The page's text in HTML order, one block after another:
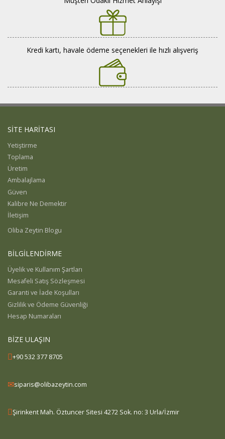
Kredi kartı, havale ödeme seçenekleri ile hızlı alışveriş
SİTE HARİTASI
Yetiştirme
Toplama
Üretim
Ambalajlama
Güven
Kalibre Ne Demektir
İletişim
Oliba Zeytin Blogu
BİLGİLENDİRME
Üyelik ve Kullanım Şartları
Mesafeli Satış Sözleşmesi
Garanti ve İade Koşulları
Gizlilik ve Ödeme Güvenliği
Hesap Numaraları
BİZE ULAŞIN
+90 532 377 8705
siparis@olibazeytin.com
Şirinkent Mah. Öztuncer Sitesi 4272 Sok. no: 3 Urla/İzmir